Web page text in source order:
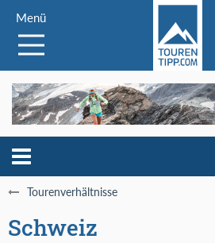
Menü
Tourenverhältnisse
Schweiz